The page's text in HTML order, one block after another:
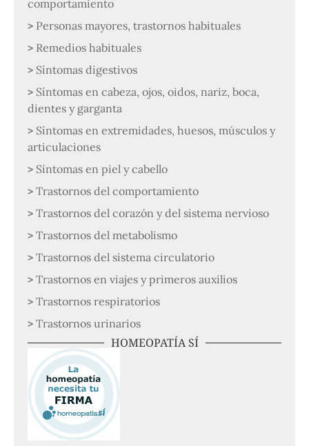
comportamiento
Personas mayores, trastornos habituales
Remedios habituales
Síntomas digestivos
Síntomas en cabeza, ojos, oidos, nariz, boca,
dientes y garganta
Síntomas en extremidades, huesos, músculos y
articulaciones
Síntomas en piel y cabello
Trastornos del comportamiento
Trastornos del corazón y del sistema nervioso
Trastornos del metabolismo
Trastornos del sistema circulatorio
Trastornos en viajes y primeros auxilios
Trastornos respiratorios
Trastornos urinarios
HOMEOPATÍA SÍ